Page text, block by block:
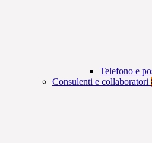
Telefono e
Consulenti e collaboratori